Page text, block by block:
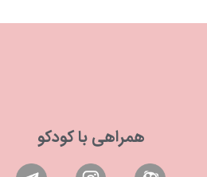
همراهی با کودکو